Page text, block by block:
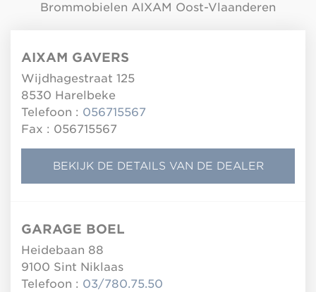
Brommobielen AIXAM Oost-Vlaanderen
AIXAM GAVERS
Wijdhagestraat 125
8530 Harelbeke
Telefoon : 056715567
Fax : 056715567
BEKIJK DE DETAILS VAN DE DEALER
GARAGE BOEL
Heidebaan 88
9100 Sint Niklaas
Telefoon : 03/780.75.50